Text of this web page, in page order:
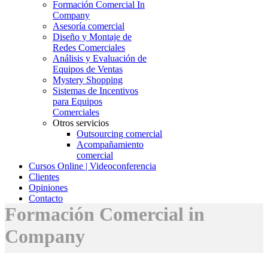
Formación Comercial In
Company
Asesoría comercial
Diseño y Montaje de
Redes Comerciales
Análisis y Evaluación de
Equipos de Ventas
Mystery Shopping
Sistemas de Incentivos
para Equipos
Comerciales
Otros servicios
Outsourcing comercial
Acompañamiento
comercial
Cursos Online | Videoconferencia
Clientes
Opiniones
Contacto
Formación Comercial in
Company